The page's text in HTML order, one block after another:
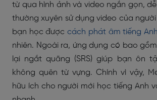
từ qua hình ảnh và video ngắn gọn,
thường xuyên sử dụng video của
bạn học đượccách phát âm tiếng Anh
nhiên. Ngoài ra, ứng dụng có bao
lại ngắt quãng (SRS) giúp bạn ôn
không quên từ vựng. Chính vì vậy,
hữu ích cho người mới học tiếng Anh